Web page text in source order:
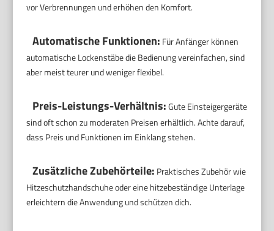
vor Verbrennungen und erhöhen den Komfort.
Automatische Funktionen: Für Anfänger können
automatische Lockenstäbe die Bedienung vereinfachen, sind
aber meist teurer und weniger flexibel.
Preis-Leistungs-Verhältnis:Gute Einsteigergeräte
sind oft schon zu moderaten Preisen erhältlich. Achte darauf,
dass Preis und Funktionen im Einklang stehen.
Zusätzliche Zubehörteile: Praktisches Zubehör wie
Hitzeschutzhandschuhe oder eine hitzebeständige Unterlage
erleichtern die Anwendung und schützen dich.